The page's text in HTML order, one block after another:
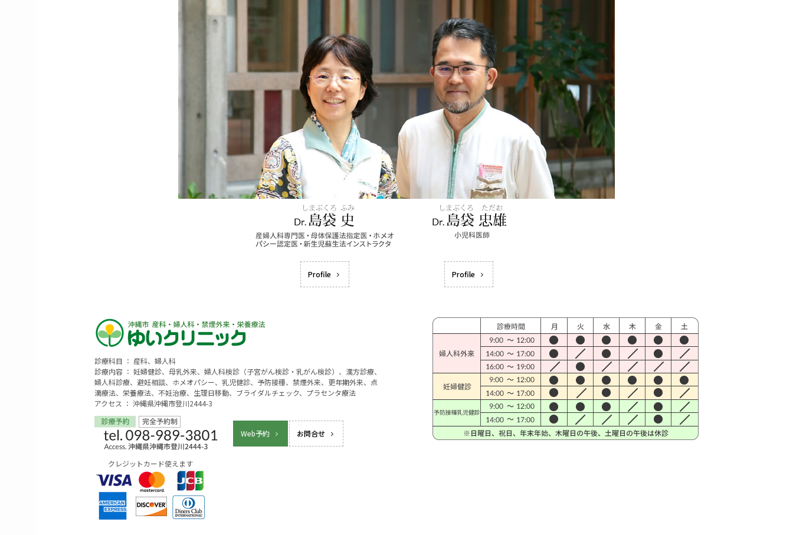
Profile Profile
診療科目 ： 産科、婦人科
診療内容 ： 妊婦健診、母乳外来、婦人科検診（子宮がん検診・乳がん検診）、漢方診療、
婦人科診療、避妊相談、ホメオパシー、乳児健診、予防接種、禁煙外来、更年期外来、点
滴療法、栄養療法、不妊治療、生理日移動、ブライダルチェック、プラセンタ療法
アクセス ： 沖縄県沖縄市登川2444-3
Web予約 お問合せ
クレジットカード使えます